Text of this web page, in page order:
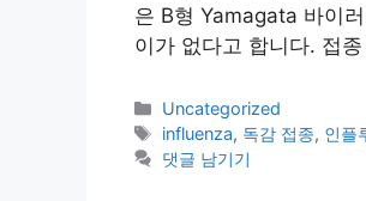
은 B형 Yamagata 바이
이가 없다고 합니다. 접
카
테
고
Uncategorized
태
그
influenza, 독감 접종, 인플
댓글 남기기